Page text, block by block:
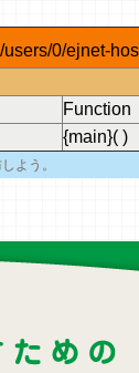
0/ejnet-
Function
{main}( )
よう。